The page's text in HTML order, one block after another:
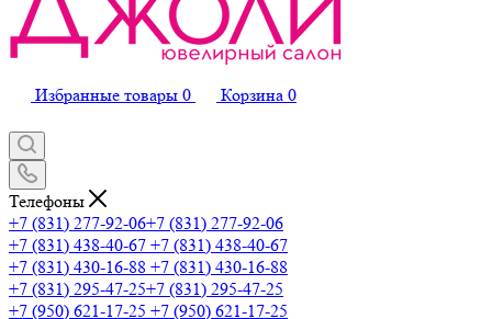
Избранные товары 0 Корзина 0
Телефоны
+7 (831) 277-92-06+7 (831) 277-92-06
+7 (831) 438-40-67 +7 (831) 438-40-67
+7 (831) 430-16-88 +7 (831) 430-16-88
+7 (831) 295-47-25+7 (831) 295-47-25
+7 (950) 621-17-25 +7 (950) 621-17-25